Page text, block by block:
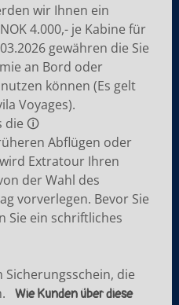
wir Ihnen ein
4.000,- je Kabine für
gewähren die Sie
an Bord oder
können (Es gelt
Voyages).
die 🛈
Abflügen oder
Extratour Ihren
der Wahl des
vorverlegen. Bevor Sie
Sie ein schriftliches
Sicherungsschein, die
Wie Kunden über diese